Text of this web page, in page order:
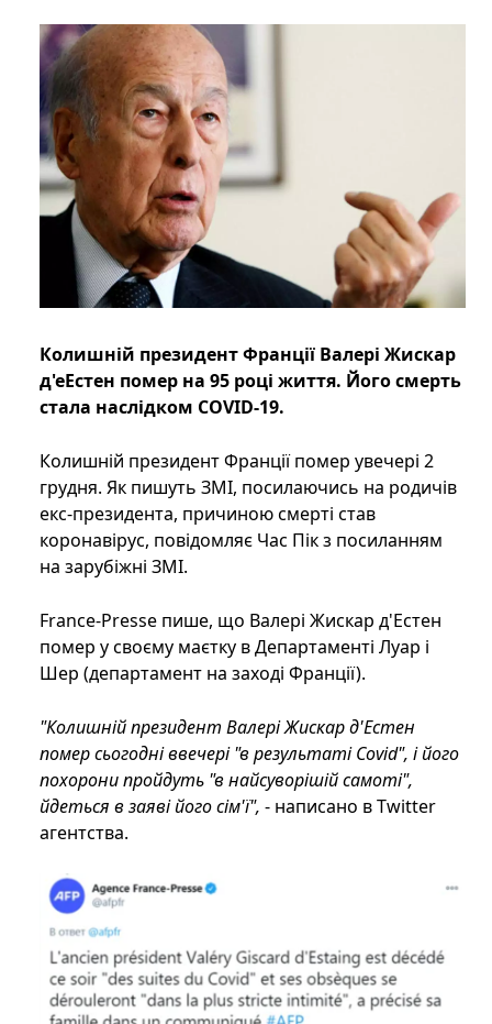
Колишній президент Франції Валері Жискар
д'еЕстен помер на 95 році життя. Його смерть
стала наслідком COVID-19.
Колишній президент Франції помер увечері 2
грудня. Як пишуть ЗМІ, посилаючись на родичів
екс-президента, причиною смерті став
коронавірус, повідомляє Час Пік з посиланням
на зарубіжні ЗМІ.
France-Presse пише, що Валері Жискар д'Естен
помер у своєму маєтку в Департаменті Луар і
Шер (департамент на заході Франції).
"Колишній президент Валері Жискар д'Естен
помер сьогодні ввечері "в результаті Covid", і його
похорони пройдуть "в найсуворішій самоті",
йдеться в заяві його сім'ї", - написано в Twitter
агентства.